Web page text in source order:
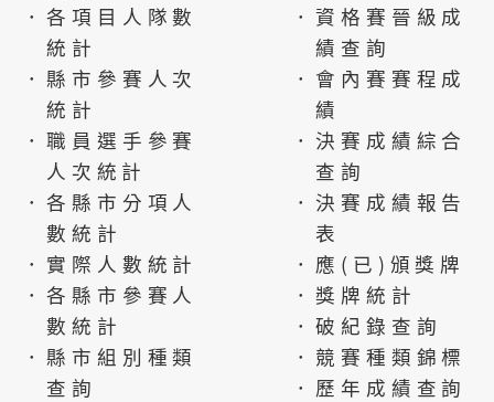
．各項目人隊數
統計
．縣市參賽人次
統計
．職員選手參賽
人次統計
．各縣市分項人
數統計
．實際人數統計
．各縣市參賽人
數統計
．縣市組別種類
查詢
．資格賽晉級成
績查詢
．會內賽賽程成
績
．決賽成績綜合
查詢
．決賽成績報告
表
．應(已)頒獎牌
．獎牌統計
．破紀錄查詢
．競賽種類錦標
．歷年成績查詢